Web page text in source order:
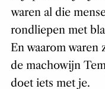
waren al die
rondliepen met
En waarom waren
de machowijn
doet iets met je.